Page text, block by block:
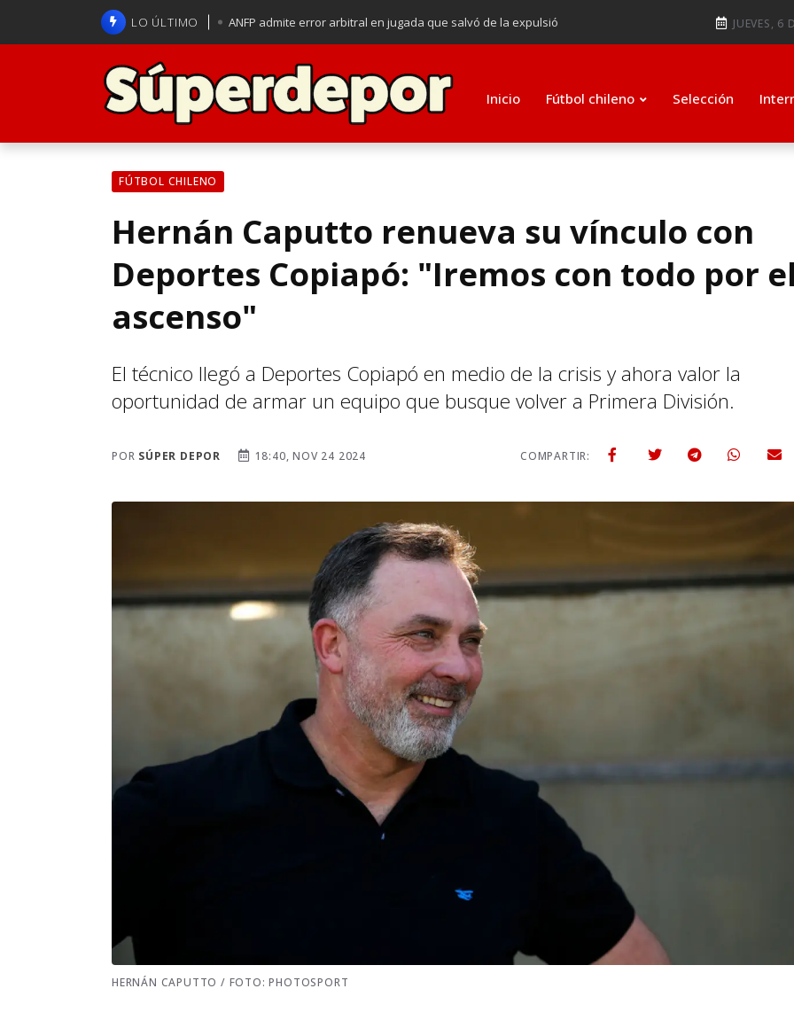
LO ÚLTIMO ANFP admite error arbitral en jugada que salvó de la expulsió
La U se aferra a la esperanza de clasificar a octavos de
Brasil anuncia a Carlo Ancelotti como su nuevo entrenador para
JUEVES, 6
Inicio Fútbol chileno Selección
FÚTBOL CHILENO
Hernán Caputto renueva su vínculo con
Deportes Copiapó: "Iremos con todo por el
ascenso"
El técnico llegó a Deportes Copiapó en medio de la crisis y ahora valor la
oportunidad de armar un equipo que busque volver a Primera División.
POR SÚPER DEPOR 18:40, NOV 24 2024 COMPARTIR:
HERNÁN CAPUTTO / FOTO: PHOTOSPORT